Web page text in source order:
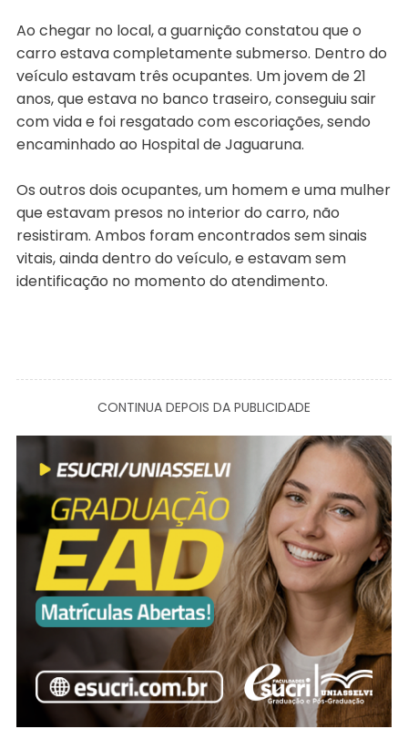
Ao chegar no local, a guarnição constatou que o
carro estava completamente submerso. Dentro do
veículo estavam três ocupantes. Um jovem de 21
anos, que estava no banco traseiro, conseguiu sair
com vida e foi resgatado com escoriações, sendo
encaminhado ao Hospital de Jaguaruna.
Os outros dois ocupantes, um homem e uma mulher
que estavam presos no interior do carro, não
resistiram. Ambos foram encontrados sem sinais
vitais, ainda dentro do veículo, e estavam sem
identificação no momento do atendimento.
CONTINUA DEPOIS DA PUBLICIDADE